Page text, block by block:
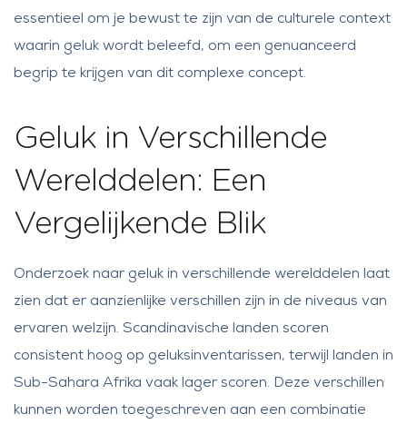
essentieel om je bewust te zijn van de culturele context
waarin geluk wordt beleefd, om een genuanceerd
begrip te krijgen van dit complexe concept.
Geluk in Verschillende
Werelddelen: Een
Vergelijkende Blik
Onderzoek naar geluk in verschillende werelddelen laat
zien dat er aanzienlijke verschillen zijn in de niveaus van
ervaren welzijn. Scandinavische landen scoren
consistent hoog op geluksinventarissen, terwijl landen in
Sub-Sahara Afrika vaak lager scoren. Deze verschillen
kunnen worden toegeschreven aan een combinatie